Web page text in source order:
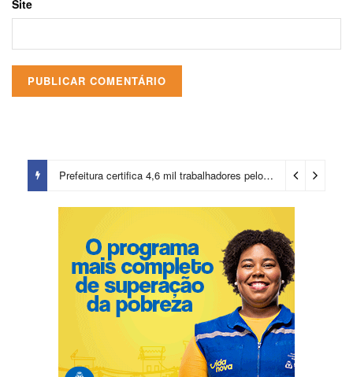
Site
Prefeitura certifica 4,6 mil trabalhadores pelo programa Treinar para Empregar e realiza Feirão de Empregabilidade